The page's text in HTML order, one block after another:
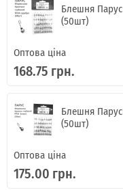
Блешня
(50шт)
Оптова ціна
168.75 грн.
Блешня
(50шт)
Оптова ціна
175.00 грн.